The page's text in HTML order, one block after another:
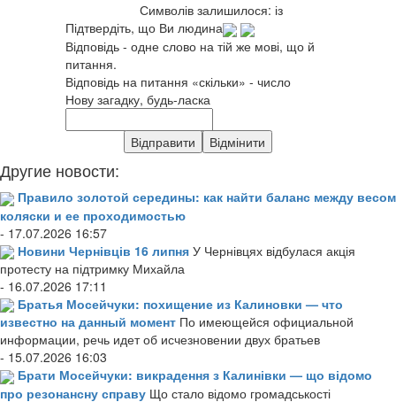
Символів залишилося: із
Підтвердіть, що Ви людина
Відповідь - одне слово на тій же мові, що й
питання.
Відповідь на питання «скільки» - число
Нову загадку, будь-ласка
Другие новости:
Правило золотой середины: как найти баланс между весом
коляски и ее проходимостью
- 17.07.2026 16:57
Новини Чернівців 16 липня У Чернівцях відбулася акція
протесту на підтримку Михайла
- 16.07.2026 17:11
Братья Мосейчуки: похищение из Калиновки — что
известно на данный момент По имеющейся официальной
информации, речь идет об исчезновении двух братьев
- 15.07.2026 16:03
Брати Мосейчуки: викрадення з Калинівки — що відомо
про резонансну справу Що стало відомо громадськості